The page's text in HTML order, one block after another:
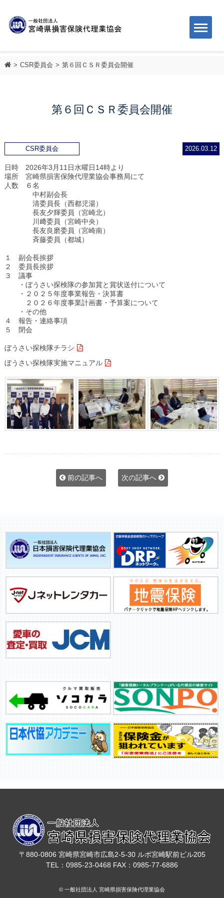
CSR委員会 第６回ＣＳＲ委員会開催
第６回ＣＳＲ委員会開催
CSR委員会 2026.03.12
日時 2026年3月11日水曜日14時より
場所 宮崎県損害保険代理業協会事務局にて
人数 ６名
中村副会長
清委員長（西都児湯）
長友夕輝委員（宮崎北）
川﨑委員（宮崎中央）
長友良磨委員（宮崎南）
斉藤委員（都城）
１ 副会長挨拶
２ 委員長挨拶
３ 議事
・ぼうさい探検隊の参加賞と賞状送付について
・２０２５年度事業報告・決算書
２０２６年度事業計画書・予算案について
・その他
４ 報告・連絡事項
５ 閉会
ぼうさい探検隊チラシ
ぼうさい探検隊実施マニュアル
前の記事へ 次の記事へ
〒880-0806 宮崎県宮崎市広島2-5-30 ルポ宮崎駅前ビル205
TEL：0985-23-0468 FAX：0985-77-6886
© 一般社団法人 宮崎県損害保険代理業協会